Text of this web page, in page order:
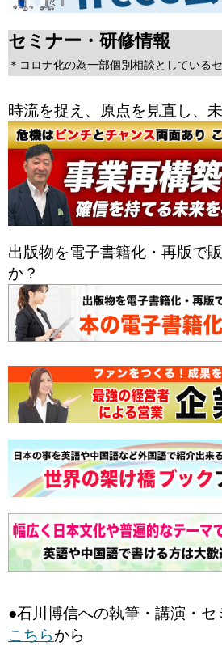
セミナー・研修情報
＊コロナ化の為一部個別相談としている
時流を捉え、原点を見直し、
出版物を電子書籍化・再版で
か？
●石川博信への執筆・講演・セ
こちらから